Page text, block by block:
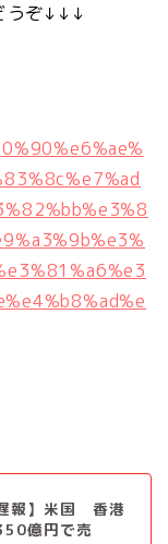
うぞ↓↓↓
報】米国 香港
億円で売